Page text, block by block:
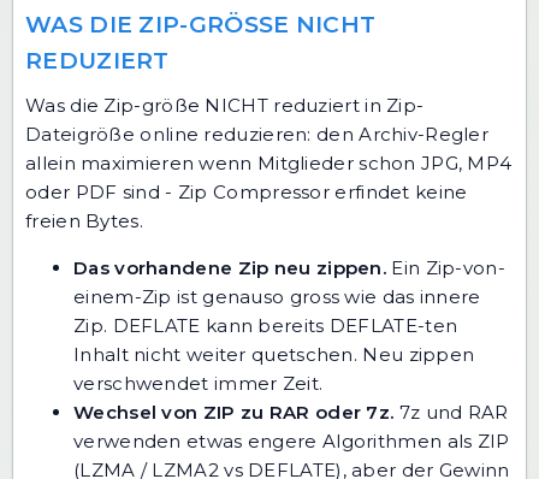
WAS DIE ZIP-GRÖSSE NICHT R
EDUZIERT
Was die Zip-größe NICHT reduziert in Zip-
Dateigröße online reduzieren: den Archiv-Regler
allein maximieren wenn Mitglieder schon JPG, MP4
oder PDF sind - Zip Compressor erfindet keine
freien Bytes.
Das vorhandene Zip neu zippen. Ein Zip-von-
einem-Zip ist genauso gross wie das innere
Zip. DEFLATE kann bereits DEFLATE-ten
Inhalt nicht weiter quetschen. Neu zippen
verschwendet immer Zeit.
Wechsel von ZIP zu RAR oder 7z. 7z und RAR
verwenden etwas engere Algorithmen als ZIP
(LZMA / LZMA2 vs DEFLATE), aber der Gewinn